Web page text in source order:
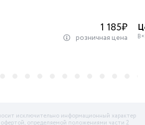
1 185₽
розничная цена
исключительно информационный характер
определяемой положениями части 2